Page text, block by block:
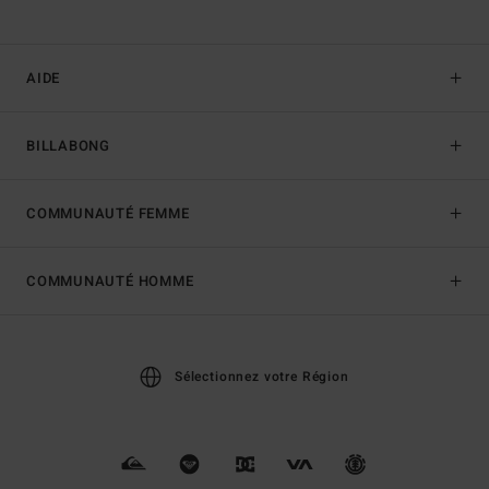
AIDE
BILLABONG
COMMUNAUTÉ FEMME
COMMUNAUTÉ HOMME
Sélectionnez votre Région